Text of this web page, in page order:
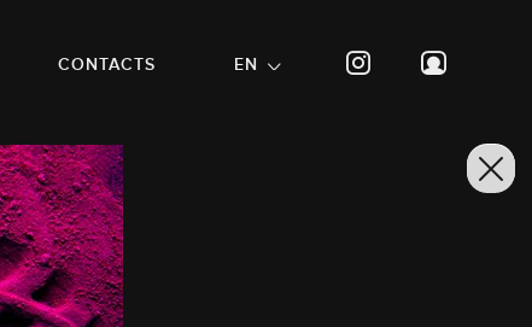
CONTACTS EN